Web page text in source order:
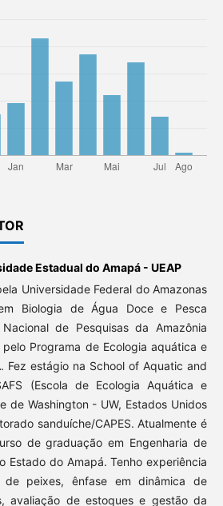
Estadual do Amapá - UEAP
Universidade Federal do Amazonas
em Biologia de Água Doce e Pesca
de Pesquisas da Amazônia
pelo Programa de Ecologia aquática e
Fez estágio na School of Aquatic and
(Escola de Ecologia Aquática e
de Washington - UW, Estados Unidos
sanduíche/CAPES. Atualmente é
de graduação em Engenharia de
Estado do Amapá. Tenho experiência
peixes, ênfase em dinâmica de
avaliação de estoques e gestão da